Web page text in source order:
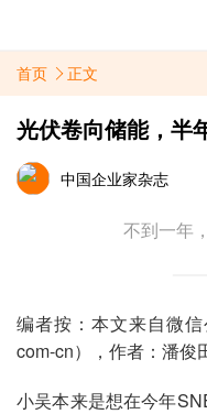
首页 正文
光伏卷向储能，半
中国企业家杂志
不到一年
编者按：本文来自微
com-cn），作者：潘俊
小吴本来是想在今年